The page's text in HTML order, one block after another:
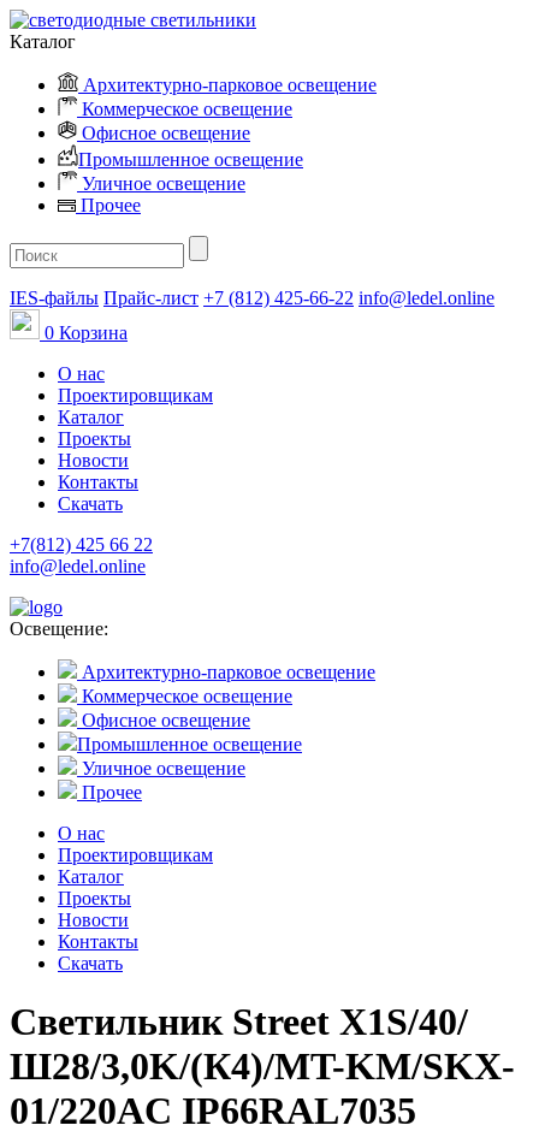
Каталог
Архитектурно-парковое освещение
Коммерческое освещение
Офисное освещение
Промышленное освещение
Уличное освещение
Прочее
IES-файлы Прайс-лист +7 (812) 425-66-22 info@ledel.online
0 Корзина
О нас
Проектировщикам
Каталог
Проекты
Новости
Контакты
Скачать
+7(812) 425 66 22
info@ledel.online
Освещение:
Архитектурно-парковое освещение
Коммерческое освещение
Офисное освещение
Промышленное освещение
Уличное освещение
Прочее
О нас
Проектировщикам
Каталог
Проекты
Новости
Контакты
Скачать
Светильник Street X1S/40/
Ш28/3,0K/(К4)/MT-KM/SKX-
01/220AC IP66RAL7035